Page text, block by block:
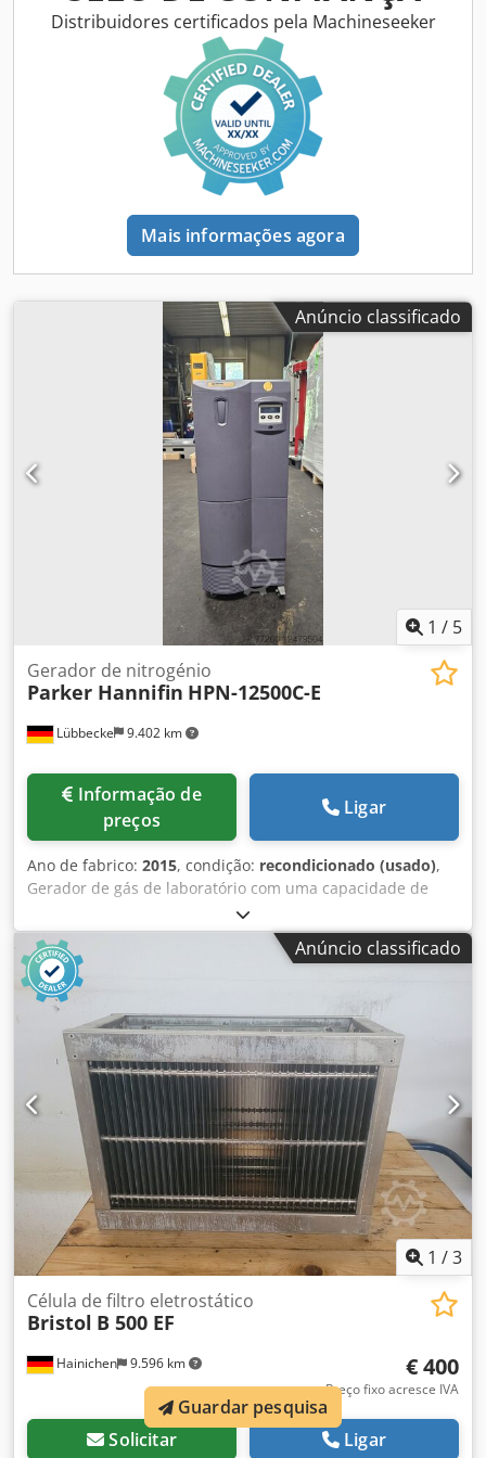
refrigerante Filtro de ar eletrostático Grau de proteção IP
Distribuidores certificados pela Machineseeker
Mais informações agora
Anúncio classificado
1 / 5
Lübbecke 9.402 km
Gerador de nitrogénio
Parker Hannifin HPN-12500C-E
preços
Ligar
Ano de fabrico: 2015, condição: recondicionado (usado),
Gerador de gás de laboratório com uma capacidade de
12,5 litros/minuto e uma pureza de 0,5 % de oxigénio
residual. O sistema foi completamente revisto por nós,
Airtech Stickstoff GmbH, como parceiro autorizado da
Parker. Também podemos assumir o serviço por si. Dedpfx
Aen R Nausf Eowa
Anúncio classificado
1 /3
Hainichen 9.596 km
Célula de filtro eletrostático
Bristol B 500 EF
€ 400
Preço fixo acresce IVA
Solicitar Ligar
Guardar pesquisa